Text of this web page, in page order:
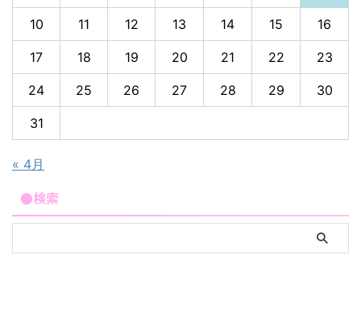
10 11 12 13 14 15 16
17 18 19 20 21 22 23
24 25 26 27 28 29 30
31
« 4月
●検索